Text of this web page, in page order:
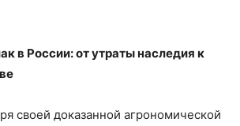
в России: от утраты наследия к
своей доказанной агрономической